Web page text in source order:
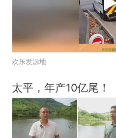
欢乐发源地
太平，年产10亿尾！